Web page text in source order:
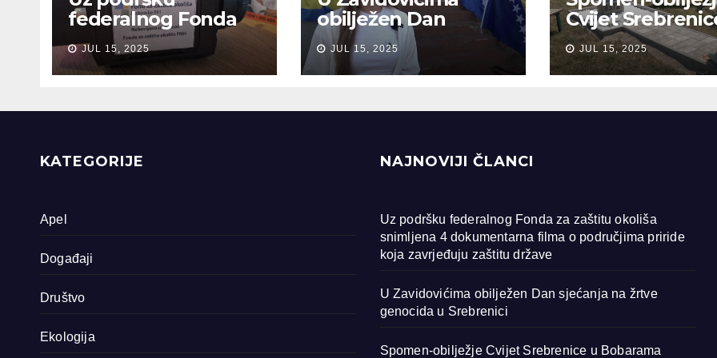
federalnog Fonda
za zaštitu okoliša
snimljena 4
dokumentarna
priride koja
države
JUL 15, 2025
obilježen Dan
sjećanja na žrtve
genocida u
Srebrenici
JUL 15, 2025
Cvijet
Bobarama
JUL 15, 2025
KATEGORIJE
Apel
Događaji
Društvo
Ekologija
NAJNOVIJI ČLANCI
Uz podršku federalnog Fonda za zaštitu okoliša
snimljena 4 dokumentarna filma o područjima priride
koja zavrjeđuju zaštitu države
U Zavidovićima obilježen Dan sjećanja na žrtve
genocida u Srebrenici
Spomen-obilježje Cvijet Srebrenice u Bobarama